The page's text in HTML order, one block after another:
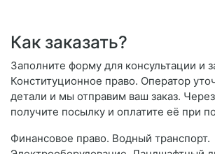
Как заказать?
Заполните форму для консультации и
Конституционное право. Оператор
детали и мы отправим ваш заказ.
получите посылку и оплатите её при
Финансовое право. Водный транспорт.